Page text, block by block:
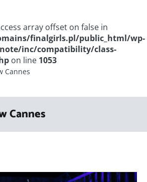
array offset on false in
finalgirls.pl/public_html/wp-
inc/compatibility/class-
on line 1053
Cannes
Cannes